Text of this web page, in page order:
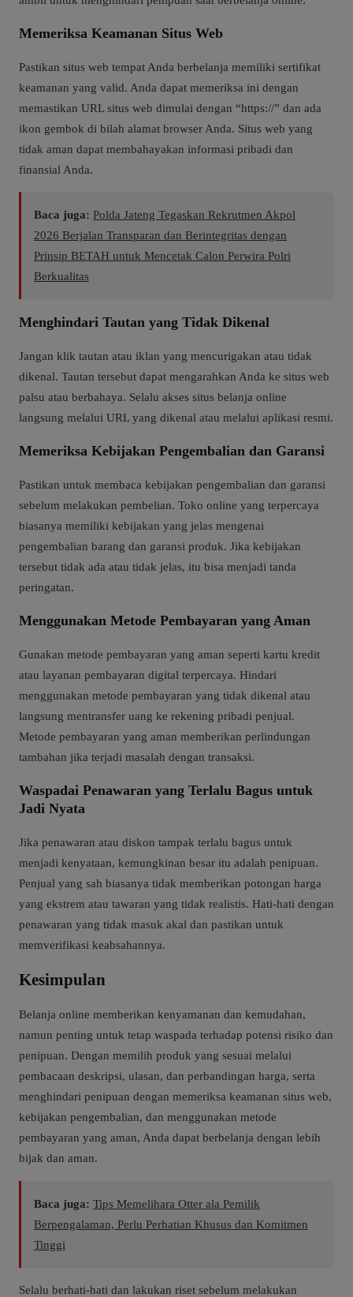
Memeriksa Keamanan Situs Web
Pastikan situs web tempat Anda berbelanja memiliki sertifikat
keamanan yang valid. Anda dapat memeriksa ini dengan
memastikan URL situs web dimulai dengan “https://” dan ada
ikon gembok di bilah alamat browser Anda. Situs web yang
tidak aman dapat membahayakan informasi pribadi dan
finansial Anda.
Baca juga: Polda Jateng Tegaskan Rekrutmen Akpol
2026 Berjalan Transparan dan Berintegritas dengan
Prinsip BETAH untuk Mencetak Calon Perwira Polri
Berkualitas
Menghindari Tautan yang Tidak Dikenal
Jangan klik tautan atau iklan yang mencurigakan atau tidak
dikenal. Tautan tersebut dapat mengarahkan Anda ke situs web
palsu atau berbahaya. Selalu akses situs belanja online
langsung melalui URL yang dikenal atau melalui aplikasi resmi.
Memeriksa Kebijakan Pengembalian dan Garansi
Pastikan untuk membaca kebijakan pengembalian dan garansi
sebelum melakukan pembelian. Toko online yang terpercaya
biasanya memiliki kebijakan yang jelas mengenai
pengembalian barang dan garansi produk. Jika kebijakan
tersebut tidak ada atau tidak jelas, itu bisa menjadi tanda
peringatan.
Menggunakan Metode Pembayaran yang Aman
Gunakan metode pembayaran yang aman seperti kartu kredit
atau layanan pembayaran digital terpercaya. Hindari
menggunakan metode pembayaran yang tidak dikenal atau
langsung mentransfer uang ke rekening pribadi penjual.
Metode pembayaran yang aman memberikan perlindungan
tambahan jika terjadi masalah dengan transaksi.
Waspadai Penawaran yang Terlalu Bagus untuk
Jadi Nyata
Jika penawaran atau diskon tampak terlalu bagus untuk
menjadi kenyataan, kemungkinan besar itu adalah penipuan.
Penjual yang sah biasanya tidak memberikan potongan harga
yang ekstrem atau tawaran yang tidak realistis. Hati-hati dengan
penawaran yang tidak masuk akal dan pastikan untuk
memverifikasi keabsahannya.
Kesimpulan
Belanja online memberikan kenyamanan dan kemudahan,
namun penting untuk tetap waspada terhadap potensi risiko dan
penipuan. Dengan memilih produk yang sesuai melalui
pembacaan deskripsi, ulasan, dan perbandingan harga, serta
menghindari penipuan dengan memeriksa keamanan situs web,
kebijakan pengembalian, dan menggunakan metode
pembayaran yang aman, Anda dapat berbelanja dengan lebih
bijak dan aman.
Baca juga: Tips Memelihara Otter ala Pemilik
Berpengalaman, Perlu Perhatian Khusus dan Komitmen
Tinggi
Selalu berhati-hati dan lakukan riset sebelum melakukan